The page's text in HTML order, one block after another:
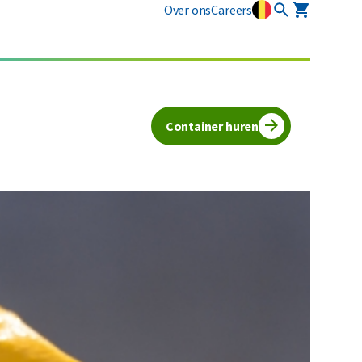
Over onsCareers
Textiel
Alle circulaire materialen
Container huren